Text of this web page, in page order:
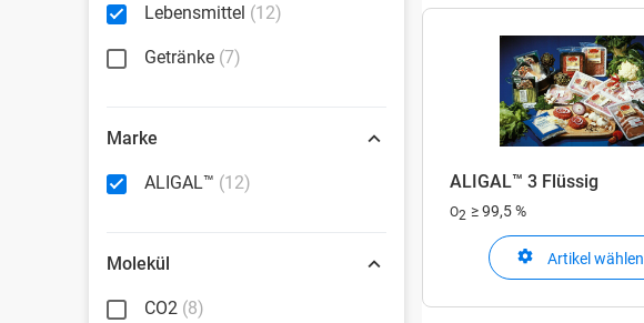
Lebensmittel (12)
Getränke (7)
Marke
ALIGAL™ (12)
Molekül
CO2 (8)
ALIGAL™ 3 Flüssig
O2 ≥ 99,5 %
Artikel wählen